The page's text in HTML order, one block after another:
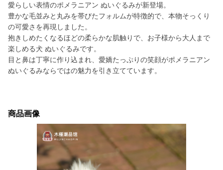
愛らしい表情のポメラニアン ぬいぐるみが新登場。
豊かな毛並みと丸みを帯びたフォルムが特徴的で、本物そっくり
の可愛さを再現しました。
抱きしめたくなるほどの柔らかな肌触りで、お子様から大人まで
楽しめる犬 ぬいぐるみです。
目と鼻は丁寧に作り込まれ、愛嬌たっぷりの笑顔がポメラニアン
ぬいぐるみならではの魅力を引き立てています。
商品画像